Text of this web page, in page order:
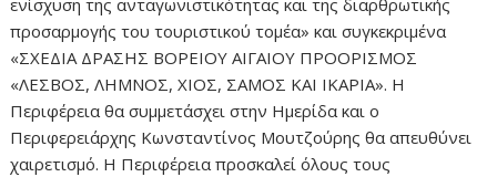
προσαρμογής του τουριστικού τομέα» και συγκεκριμένα
«ΣΧΕΔΙΑ ΔΡΑΣΗΣ ΒΟΡΕΙΟΥ ΑΙΓΑΙΟΥ ΠΡΟΟΡΙΣΜΟΣ
«ΛΕΣΒΟΣ, ΛΗΜΝΟΣ, ΧΙΟΣ, ΣΑΜΟΣ ΚΑΙ ΙΚΑΡΙΑ». Η
Περιφέρεια θα συμμετάσχει στην Ημερίδα και ο
Περιφερειάρχης Κωνσταντίνος Μουτζούρης θα απευθύνει
χαιρετισμό. Η Περιφέρεια προσκαλεί όλους τους